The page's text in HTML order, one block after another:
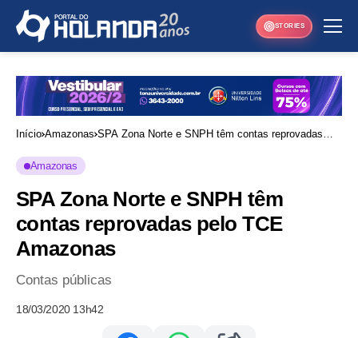
STORIES
Início Amazonas SPA Zona Norte e SNPH têm contas reprovadas
Amazonas
SPA Zona Norte e SNPH têm
contas reprovadas pelo TCE
Amazonas
Contas públicas
18/03/2020 13h42